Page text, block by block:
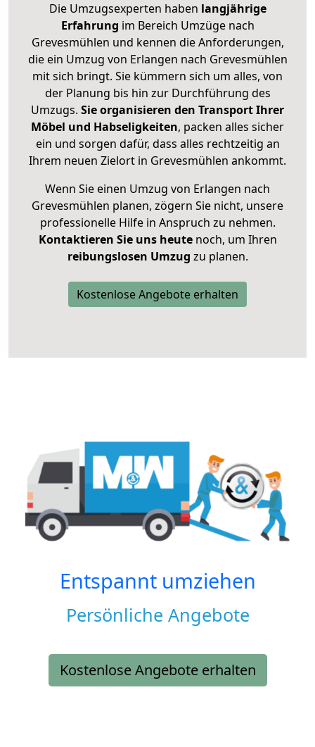
Die Umzugsexperten haben langjährige
Erfahrung im Bereich Umzüge nach
Grevesmühlen und kennen die Anforderungen,
die ein Umzug von Erlangen nach Grevesmühlen
mit sich bringt. Sie kümmern sich um alles, von
der Planung bis hin zur Durchführung des
Umzugs. Sie organisieren den Transport Ihrer
Möbel und Habseligkeiten, packen alles sicher
ein und sorgen dafür, dass alles rechtzeitig an
Ihrem neuen Zielort in Grevesmühlen ankommt.
Wenn Sie einen Umzug von Erlangen nach
Grevesmühlen planen, zögern Sie nicht, unsere
professionelle Hilfe in Anspruch zu nehmen.
Kontaktieren Sie uns heutenoch, um Ihren
reibungslosen Umzug zu planen.
Kostenlose Angebote erhalten
Entspannt umziehen
Persönliche Angebote
Kostenlose Angebote erhalten